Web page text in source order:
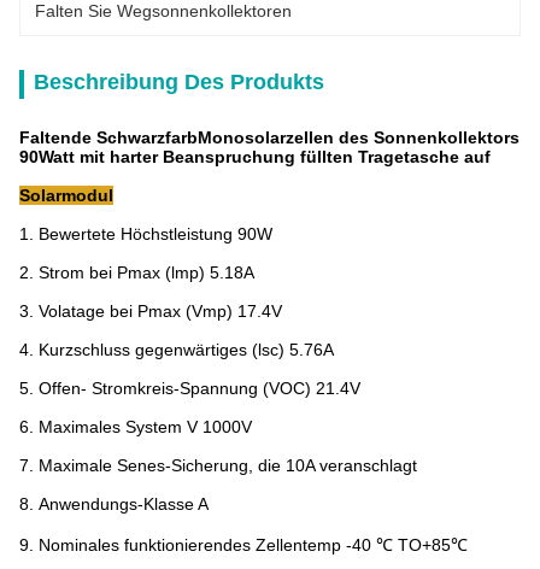
Falten Sie Wegsonnenkollektoren
Beschreibung Des Produkts
Faltende SchwarzfarbMonosolarzellen des Sonnenkollektors
90Watt mit harter Beanspruchung füllten Tragetasche auf
Solarmodul
1. Bewertete Höchstleistung 90W
2. Strom bei Pmax (lmp) 5.18A
3. Volatage bei Pmax (Vmp) 17.4V
4. Kurzschluss gegenwärtiges (lsc) 5.76A
5. Offen- Stromkreis-Spannung (VOC) 21.4V
6. Maximales System V 1000V
7. Maximale Senes-Sicherung, die 10A veranschlagt
8. Anwendungs-Klasse A
9. Nominales funktionierendes Zellentemp -40 ℃ TO+85℃